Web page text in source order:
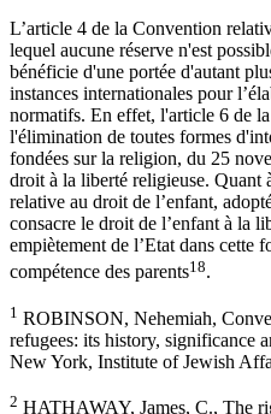
L’article 4 de la Convention
lequel aucune réserve n'est
bénéficie d'une portée d'autant
instances internationales pour
normatifs. En effet, l'article 6 de
l'élimination de toutes formes
fondées sur la religion, du 25
droit à la liberté religieuse. Quant
relative au droit de l’enfant,
consacre le droit de l’enfant à la
empiètement de l’Etat dans cette
compétence des parents18.
1 ROBINSON, Nehemiah,
refugees: its history, significance
New York, Institute of Jewish
2 HATHAWAY, James, C., The